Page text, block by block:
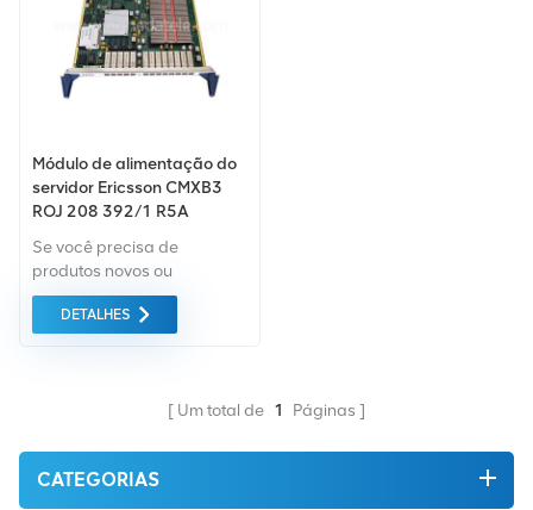
Módulo de alimentação do
servidor Ericsson CMXB3
ROJ 208 392/1 R5A
Se você precisa de
produtos novos ou
renovados, leva em
consideração garantia
alta qualidade. Tudo isso é
DETALHES
Um total de 1 Páginas
CATEGORIAS